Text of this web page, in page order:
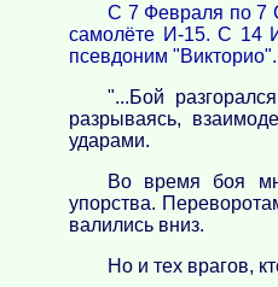
С 7 Февраля по 7
самолёте И-15. С 14
псевдоним "Викторио".
"...Бой
разрываясь,
ударами.
Во время боя
упорства.
валились вниз.
Но и тех врагов,